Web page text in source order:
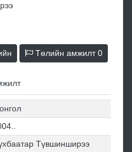
Төлийн амжилт0
Түвшинширээ